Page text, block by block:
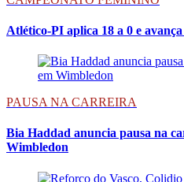
Atlético-PI aplica 18 a 0 e
PAUSA NA CARREIRA
Bia Haddad anuncia pausa na
Wimbledon